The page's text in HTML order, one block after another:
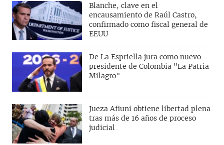
Blanche, clave en el
encausamiento de Raúl Castro,
confirmado como fiscal general de
EEUU
De La Espriella jura como nuevo
presidente de Colombia "La Patria
Milagro"
Jueza Afiuni obtiene libertad plena
tras más de 16 años de proceso
judicial